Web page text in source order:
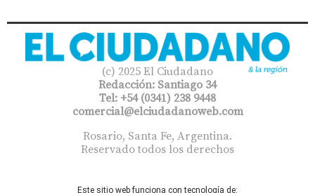
(c) 2025 El Ciudadano
Redacción: Santiago 34
Tel: +54 (0341) 238 9448
comercial@elciudadanoweb.com​
Rosario, Santa Fe, Argentina.
Reservado todos los derechos
Este sitio web funciona con tecnología de: